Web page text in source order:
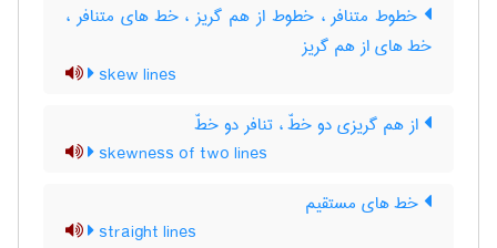
خطوط متنافر ، خطوط از هم گریز ، خط های متنافر ،
خط های از هم گریز
skew lines
از هم گریزی دو خطّ ، تنافر دو خطّ
skewness of two lines
خط های مستقیم
straight lines